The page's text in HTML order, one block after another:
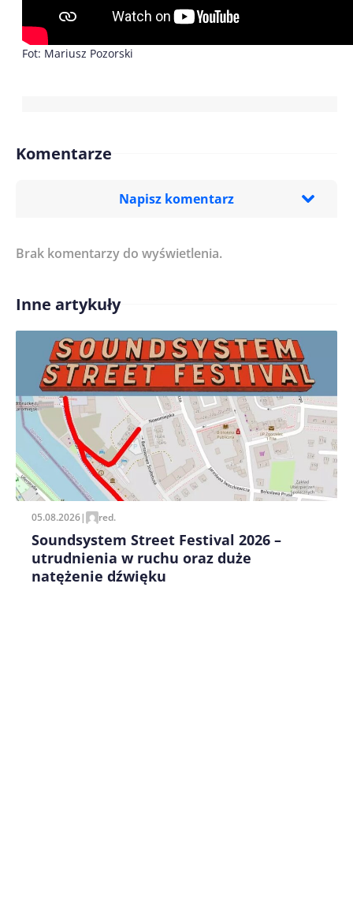
Fot: Mariusz Pozorski
Komentarze
Napisz komentarz
Treść komentarza*
Imię/ Nick*
Zapamiętaj moje dane w tej przeglądarce podczas
pisania kolejnych komentarzy.
Brak komentarzy do wyświetlenia.
Inne artykuły
05.08.2026| red.
Soundsystem Street Festival 2026 –
utrudnienia w ruchu oraz duże
natężenie dźwięku